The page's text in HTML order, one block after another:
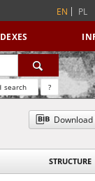
EN PL
search ?
STRUCTURE